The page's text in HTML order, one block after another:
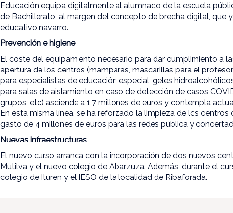
Educación equipa digitalmente al alumnado de la escuela
de Bachillerato, al margen del concepto de brecha digital, que
educativo navarro.
Prevención e higiene
El coste del equipamiento necesario para dar cumplimiento a
apertura de los centros (mamparas, mascarillas para el
para especialistas de educación especial, geles
para salas de aislamiento en caso de detección de casos
grupos, etc) asciende a 1,7 millones de euros y contempla
En esta misma línea, se ha reforzado la limpieza de los
gasto de 4 millones de euros para las redes pública y
Nuevas infraestructuras
El nuevo curso arranca con la incorporación de dos nuevos
Mutilva y el nuevo colegio de Abarzuza. Además, durante el
colegio de Ituren y el IESO de la localidad de Ribaforada.